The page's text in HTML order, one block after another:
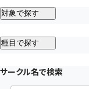
対象で探す
種目で探す
サークル名で検索